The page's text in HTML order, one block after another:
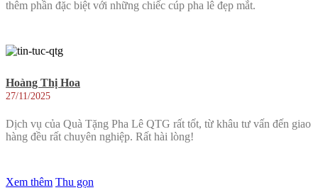
thêm phần đặc biệt với những chiếc cúp pha lê đẹp mắt.
Hoàng Thị Hoa
27/11/2025
Dịch vụ của Quà Tặng Pha Lê QTG rất tốt, từ khâu tư vấn đến giao
hàng đều rất chuyên nghiệp. Rất hài lòng!
Xem thêm Thu gọn